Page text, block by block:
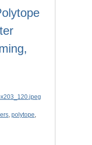
, polytope,